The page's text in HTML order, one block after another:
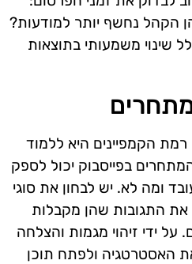
הקהל נחשף יותר למודעות?
שינוי משמעותי בתוצאות
הקמפיינים היא ללמוד
בפייסבוק יכול לספק
ומה לא. יש לבחון את סוגי
התגובות שהן מקבלות
על ידי זיהוי מגמות והצלחה
האסטרטגיה ולפתח תוכן